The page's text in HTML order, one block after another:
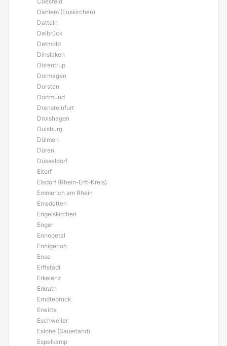
Dahlem (Euskirchen)
Datteln
Delbrück
Detmold
Dinslaken
Dörentrup
Dormagen
Dorsten
Dortmund
Drensteinfurt
Drolshagen
Duisburg
Dülmen
Düren
Düsseldorf
Eitorf
Elsdorf (Rhein-Erft-Kreis)
Emmerich am Rhein
Emsdetten
Engelskirchen
Enger
Ennepetal
Ennigerloh
Ense
Erftstadt
Erkelenz
Erkrath
Erndtebrück
Erwitte
Eschweiler
Eslohe (Sauerland)
Espelkamp